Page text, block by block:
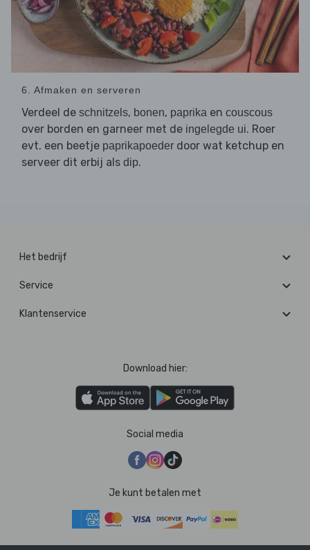
6. Afmaken en serveren
Verdeel de schnitzels, bonen, paprika en couscous
over borden en garneer met de ingelegde ui. Roer
evt. een beetje paprikapoeder door wat ketchup en
serveer dit erbij als dip.
Het bedrijf
Service
Klantenservice
Download hier:
Social media
Je kunt betalen met